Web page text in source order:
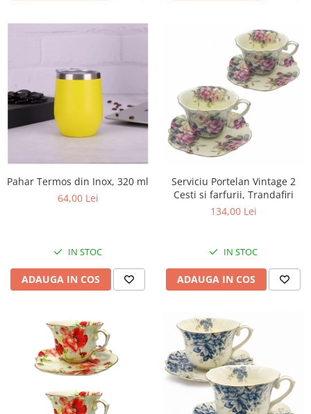
Pahar Termos din Inox, 320 ml
64,00 Lei
IN STOC
ADAUGA IN COS
Serviciu Portelan Vintage 2
Cesti si farfurii, Trandafiri
134,00 Lei
IN STOC
ADAUGA IN COS